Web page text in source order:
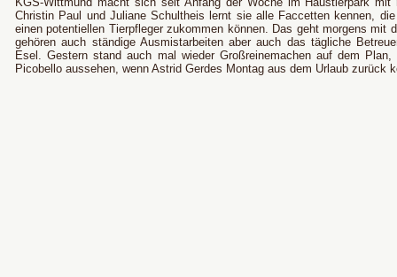
Christin Paul und Juliane Schultheis lernt sie alle Faccetten kennen,
einen potentiellen Tierpfleger zukommen können. Das geht morgens mit
gehören auch ständige Ausmistarbeiten aber auch das tägliche
Esel. Gestern stand auch mal wieder Großreinemachen auf dem
Picobello aussehen, wenn Astrid Gerdes Montag aus dem Urlaub zurück